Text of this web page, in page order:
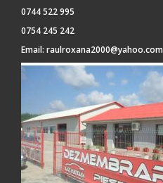
0744 522 995
0754 245 242
Email: raulroxana2000@yahoo.com